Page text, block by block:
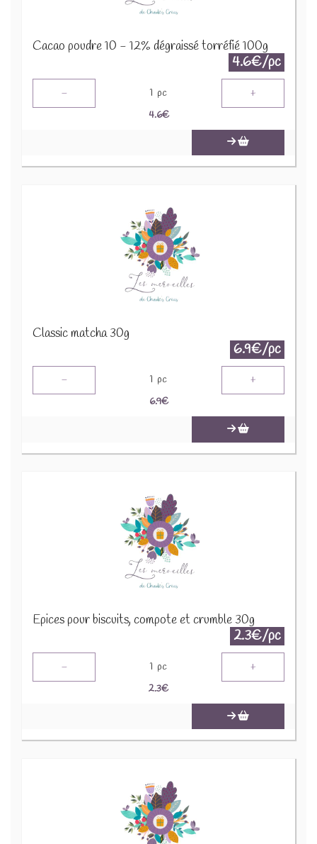
Cacao poudre 10 - 12% dégraissé torréfié 100g
4.6€/pc
- 1 pc +
4.6€
Classic matcha 30g
6.9€/pc
- 1 pc +
6.9€
Epices pour biscuits, compote et crumble 30g
2.3€/pc
- 1 pc +
2.3€